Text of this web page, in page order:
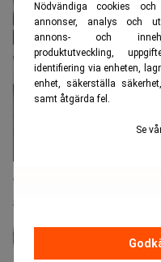
Nödvändiga cookies
annonser, analys och
annons- och
produktutveckling,
identifiering via enheten,
enhet, säkerställa
samt åtgärda fel.
Se
Gripen av FBI –
affär